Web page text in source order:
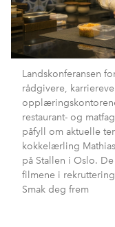
Landskonferansen
rådgivere,
restaurant- og
påfyll om aktuelle
kokkelærling
på Stallen i Oslo.
filmene i
Smak deg frem